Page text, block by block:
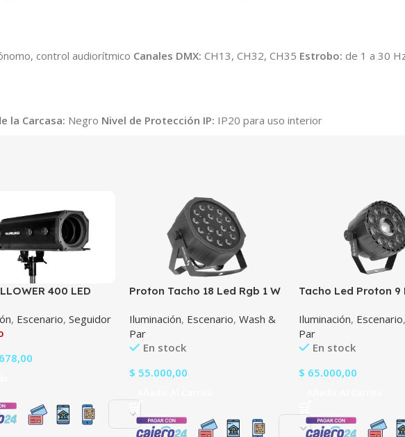
control audiorítmico Canales DMX: CH13, CH32, CH35 Estrobo: de 1 a 30
la Carcasa: Negro Nivel de Protección IP: IP20 para uso interior
400 LED
, Escenario,Seguidor
Proton Tacho 18 Led Rgb 1 W
Iluminación, Escenario, Wash &
Par
En stock
$ 55.000,00
Tacho Led Proton 9
Rgba
Iluminación, Escenario
Par
En stock
$ 65.000,00